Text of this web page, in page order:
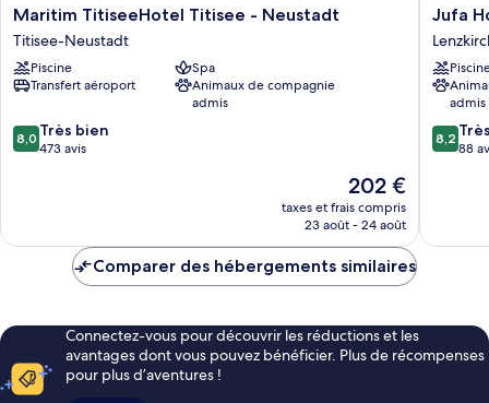
Maritim
TitiseeHotel
Titisee
-
Neustadt
Neustadt
Maritim TitiseeHotel Titisee - Neustadt
Titisee-Neustadt
Piscine
Spa
Transfert aéroport
Animaux de compagnie
admis
8.0
sur
8,0 Très bien
473 avis
Le
nouveau
prix
de
202 €
taxes et frais compris
23 août - 24 août
Jufa
Hotel
Jufa
admis
8.2
sur
8,2
88
Comparer des hébergements similaires
Connectez-vous pour découvrir les réductions et les
avantages dont vous pouvez bénéficier. Plus de récompenses
pour plus d’aventures !